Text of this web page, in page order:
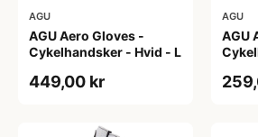
AGU
AGU Aero Gloves -
Cykelhandsker - Hvid - L
449,00 kr
AGU
AGU